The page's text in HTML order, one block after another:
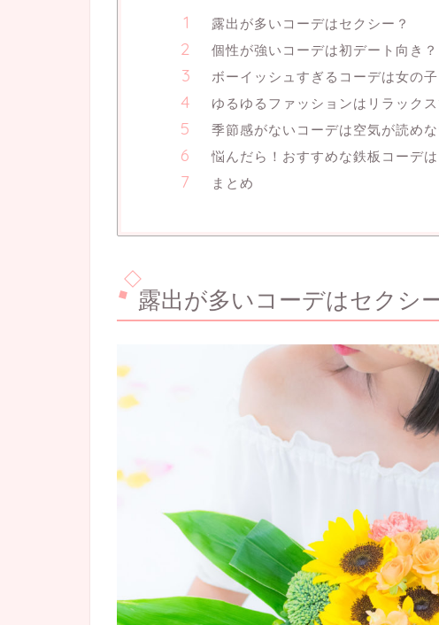
露出が多いコーデはセクシー？
個性が強いコーデは初デート向き？
ボーイッシュすぎるコーデは女の
ゆるゆるファッションはリラック
季節感がないコーデは空気が読め
悩んだら！おすすめな鉄板コーデ
まとめ
露出が多いコーデはセクシ